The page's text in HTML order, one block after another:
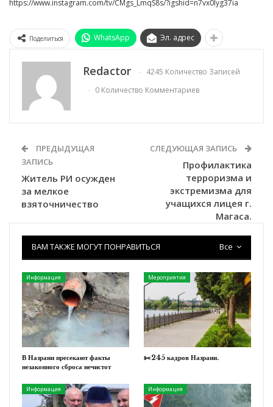
https://www.instagram.com/tv/CMgs_LmqS8s/?igshid=n7vx0lyg37ia
Поделиться WhatsApp Эл. адрес
Redactor
4245 Количество Записей
0 Количество Комментариев
ПРЕДЫДУЩАЯ
ЗАПИСЬ
Житель РИ осужден
за мелкое
взяточничество
СЛЕДУЮЩАЯ ЗАПИСЬ
Профилактика
терроризма и
экстремизма для
учащихся лицея г.
Магаса.
Все
ВАМ ТАКЖЕ МОГУТ ПОНРАВИТЬСЯ
Информация
В Назрани пресекают факты
незаконного сброса нечистот
Мероприятия
✂️245 кадров Назрани.
Информация Информация